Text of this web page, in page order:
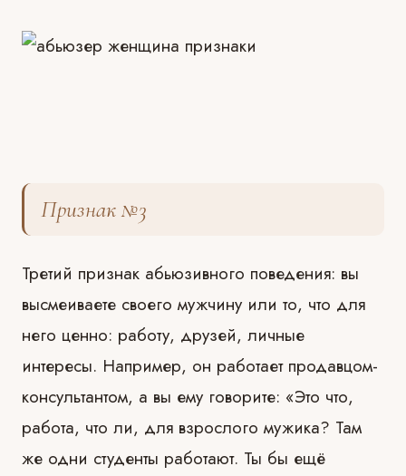
Признак №3
Третий признак абьюзивного поведения: вы
высмеиваете своего мужчину или то, что для
него ценно: работу, друзей, личные
интересы. Например, он работает продавцом-
консультантом, а вы ему говорите: «Это что,
работа, что ли, для взрослого мужика? Там
же одни студенты работают. Ты бы ещё